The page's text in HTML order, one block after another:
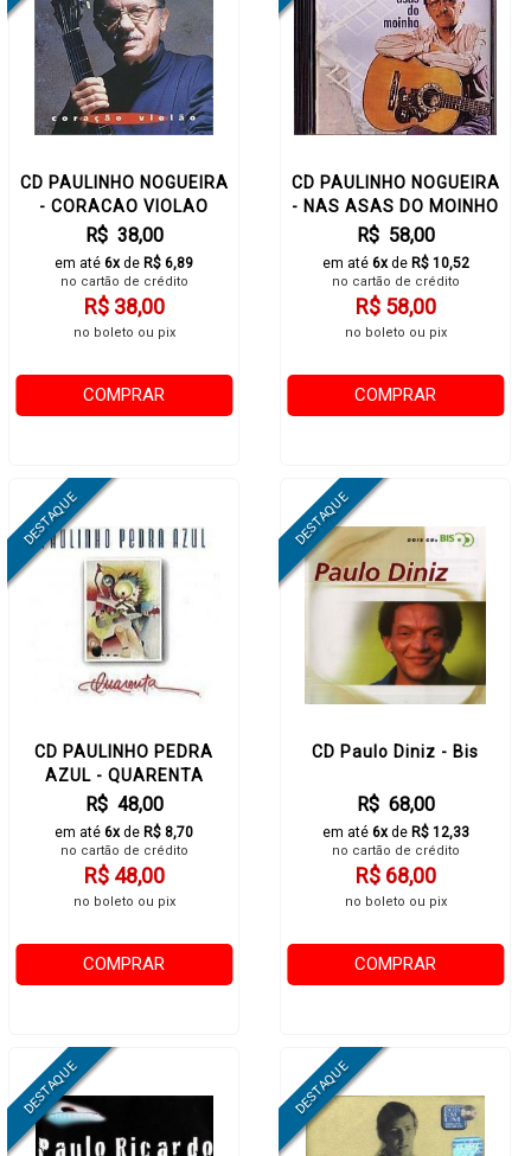
CD PAULINHO NOGUEIRA
- CORACAO VIOLAO
R$ 38,00
em até 6xde R$ 6,89
no cartão de crédito
R$ 38,00
no boleto ou pix
COMPRAR
CD PAULINHO NOGUEIRA
- NAS ASAS DO MOINHO
R$ 58,00
em até 6xde R$ 10,52
no cartão de crédito
R$ 58,00
no boleto ou pix
COMPRAR
CD PAULINHO PEDRA
AZUL - QUARENTA
R$ 48,00
em até 6xde R$ 8,70
no cartão de crédito
R$ 48,00
no boleto ou pix
COMPRAR
CD Paulo Diniz - Bis
R$ 68,00
em até 6xde R$ 12,33
no cartão de crédito
R$ 68,00
no boleto ou pix
COMPRAR